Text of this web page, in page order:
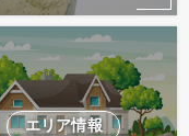
エリア情報